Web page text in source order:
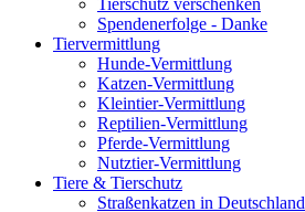
Tierschutz verschenken
Spendenerfolge - Danke
Tiervermittlung
Hunde-Vermittlung
Katzen-Vermittlung
Kleintier-Vermittlung
Reptilien-Vermittlung
Pferde-Vermittlung
Nutztier-Vermittlung
Tiere & Tierschutz
Straßenkatzen in Deutschland